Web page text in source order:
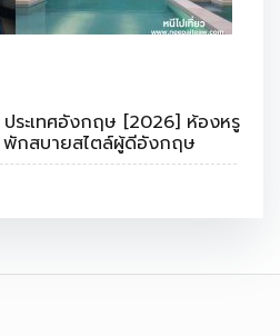
ระเทศอังกฤษ [2026] ห้องหรู
กสบายสไตล์ผู้ดีอังกฤษ